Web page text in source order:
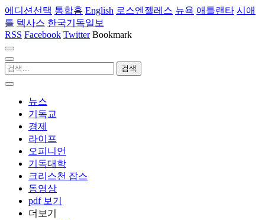
에디션선택 통합홈 English 로스엔젤레스 뉴욕 애틀랜타 시애
틀 텍사스 한국기독일보
RSS Facebook Twitter Bookmark
뉴스
기독교
경제
라이프
오피니언
기독대학
크리스천 잡스
동영상
pdf 보기
더보기